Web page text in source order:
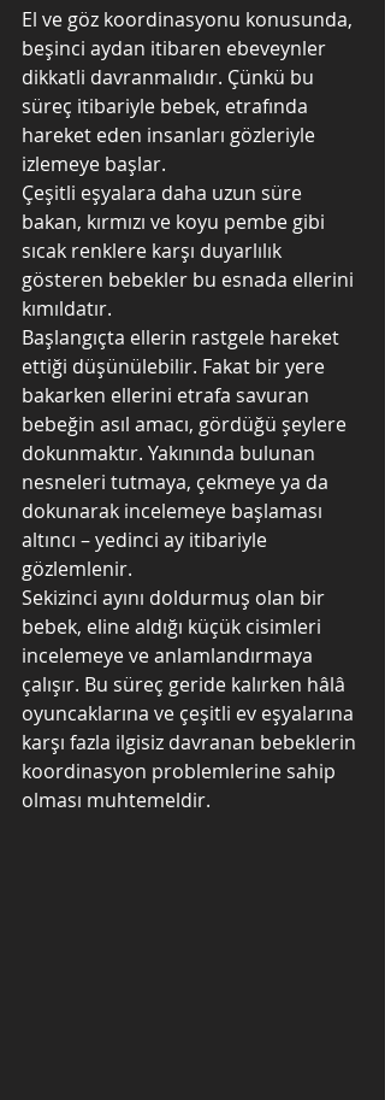
El ve göz koordinasyonu konusunda,
beşinci aydan itibaren ebeveynler
dikkatli davranmalıdır. Çünkü bu
süreç itibariyle bebek, etrafında
hareket eden insanları gözleriyle
izlemeye başlar.
Çeşitli eşyalara daha uzun süre
bakan, kırmızı ve koyu pembe gibi
sıcak renklere karşı duyarlılık
gösteren bebekler bu esnada ellerini
kımıldatır.
Başlangıçta ellerin rastgele hareket
ettiği düşünülebilir. Fakat bir yere
bakarken ellerini etrafa savuran
bebeğin asıl amacı, gördüğü şeylere
dokunmaktır. Yakınında bulunan
nesneleri tutmaya, çekmeye ya da
dokunarak incelemeye başlaması
altıncı – yedinci ay itibariyle
gözlemlenir.
Sekizinci ayını doldurmuş olan bir
bebek, eline aldığı küçük cisimleri
incelemeye ve anlamlandırmaya
çalışır. Bu süreç geride kalırken hâlâ
oyuncaklarına ve çeşitli ev eşyalarına
karşı fazla ilgisiz davranan bebeklerin
koordinasyon problemlerine sahip
olması muhtemeldir.